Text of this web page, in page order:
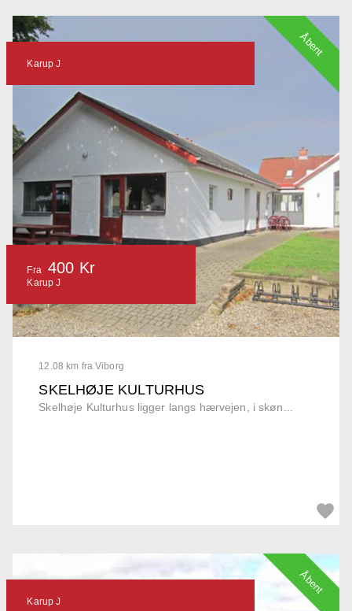
12.08 km fra Viborg
SKELHØJE KULTURHUS
Skelhøje Kulturhus ligger langs hærvejen, i skøn...
Karup J
Fra 400 Kr
Karup J
Åbent
Karup J
Åbent